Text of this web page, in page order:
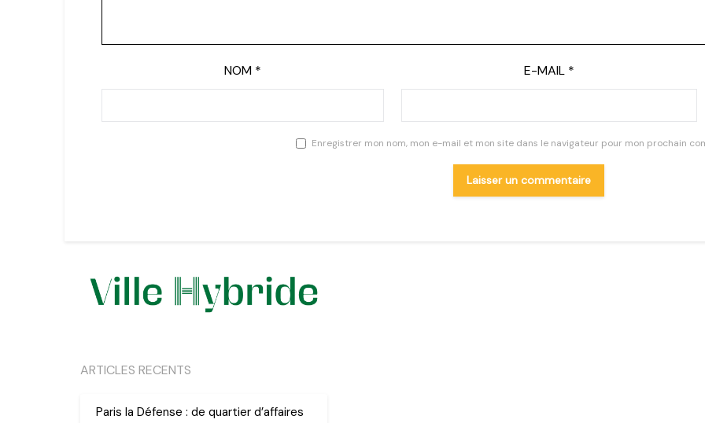
NOM * E-MAIL *
Enregistrer mon nom, mon e-mail et mon site dans le navigateur pour mon prochain
ARTICLES RECENTS
Paris la Défense : de quartier d’affaires